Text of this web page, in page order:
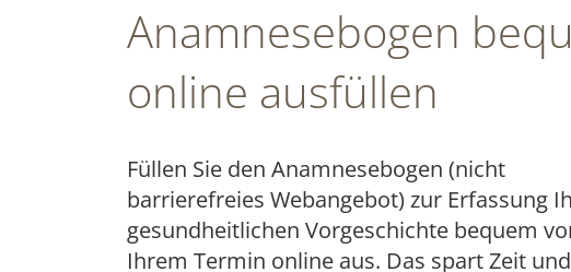
Anamnesebogen
online ausfüllen
Füllen Sie den Anamnesebogen (nicht
barrierefreies Webangebot) zur Erfassung
gesundheitlichen Vorgeschichte bequem
Ihrem Termin online aus. Das spart Zeit und